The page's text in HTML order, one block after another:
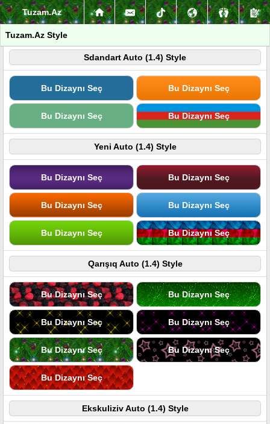
Tuzam.Az
Tuzam.Az Style
Sdandart Auto (1.4) Style
Bu Dizaynı Seç Bu Dizaynı Seç
Bu Dizaynı Seç Bu Dizaynı Seç
Yeni Auto (1.4) Style
Bu Dizaynı Seç Bu Dizaynı Seç
Bu Dizaynı Seç Bu Dizaynı Seç
Bu Dizaynı Seç Bu Dizaynı Seç
Qarışıq Auto (1.4) Style
Bu Dizaynı Seç Bu Dizaynı Seç
Bu Dizaynı Seç Bu Dizaynı Seç
Bu Dizaynı Seç Bu Dizaynı Seç
Bu Dizaynı Seç
Ekskuliziv Auto (1.4) Style